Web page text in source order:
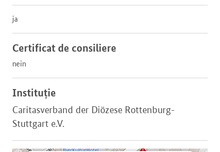
ja
Certificat de consiliere
nein
Instituție
Caritasverband der Diözese Rottenburg-
Stuttgart e.V.